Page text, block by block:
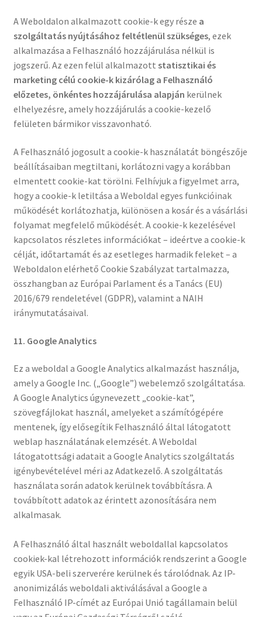
A Weboldalon alkalmazott cookie-k egy része a
szolgáltatás nyújtásához feltétlenül szükséges, ezek
alkalmazása a Felhasználó hozzájárulása nélkül is
jogszerű. Az ezen felül alkalmazott statisztikai és
marketing célú cookie-k kizárólag a Felhasználó
előzetes, önkéntes hozzájárulása alapján kerülnek
elhelyezésre, amely hozzájárulás a cookie-kezelő
felületen bármikor visszavonható.
A Felhasználó jogosult a cookie-k használatát böngészője
beállításaiban megtiltani, korlátozni vagy a korábban
elmentett cookie-kat törölni. Felhívjuk a figyelmet arra,
hogy a cookie-k letiltása a Weboldal egyes funkcióinak
működését korlátozhatja, különösen a kosár és a vásárlási
folyamat megfelelő működését. A cookie-k kezelésével
kapcsolatos részletes információkat – ideértve a cookie-k
célját, időtartamát és az esetleges harmadik feleket – a
Weboldalon elérhető Cookie Szabályzat tartalmazza,
összhangban az Európai Parlament és a Tanács (EU)
2016/679 rendeletével (GDPR), valamint a NAIH
iránymutatásaival.
11. Google Analytics
Ez a weboldal a Google Analytics alkalmazást használja,
amely a Google Inc. („Google”) webelemző szolgáltatása.
A Google Analytics úgynevezett „cookie-kat”,
szövegfájlokat használ, amelyeket a számítógépére
mentenek, így elősegítik Felhasználó által látogatott
weblap használatának elemzését. A Weboldal
látogatottsági adatait a Google Analytics szolgáltatás
igénybevételével méri az Adatkezelő. A szolgáltatás
használata során adatok kerülnek továbbításra. A
továbbított adatok az érintett azonosítására nem
alkalmasak.
A Felhasználó által használt weboldallal kapcsolatos
cookiek-kal létrehozott információk rendszerint a Google
egyik USA-beli szerverére kerülnek és tárolódnak. Az IP-
anonimizálás weboldali aktiválásával a Google a
Felhasználó IP-címét az Európai Unió tagállamain belül